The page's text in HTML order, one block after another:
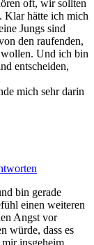
oft, wir sollten
Klar hätte ich mich
Jungs sind
den raufenden,
wollen. Und ich bin
entscheiden,
mich sehr darin
bin gerade
einen weiteren
Angst vor
würde, dass es
insgeheim